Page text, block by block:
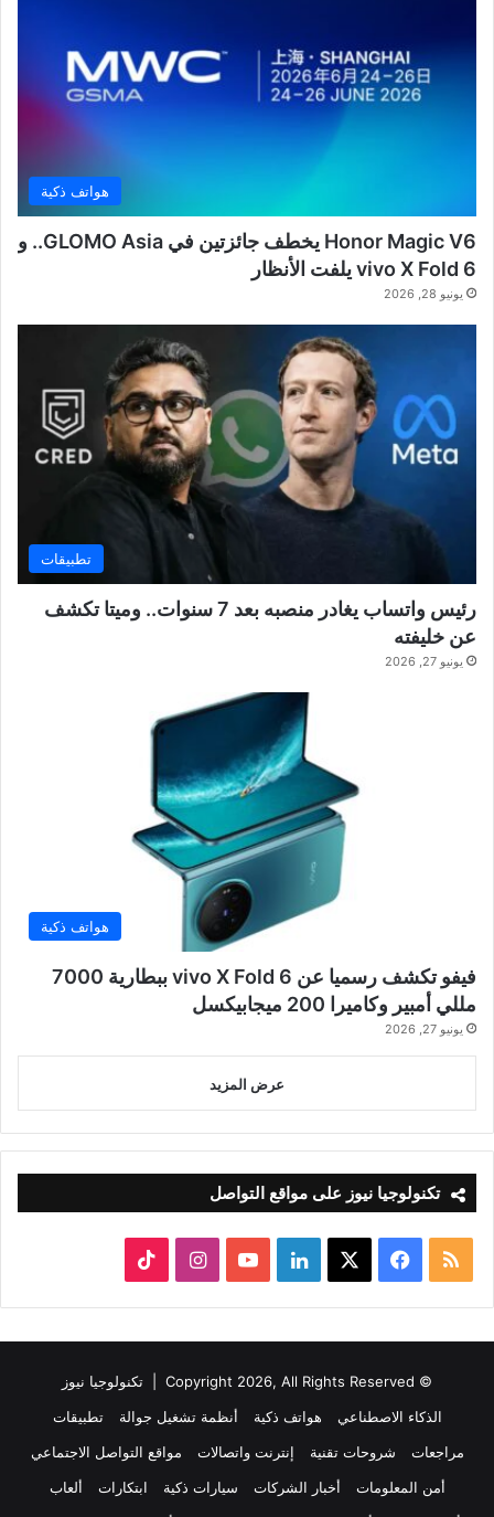
هواتف ذكية
Honor Magic V6 يخطف جائزتين في GLOMO Asia.. و
vivo X Fold 6 يلفت الأنظار
يونيو 28, 2026
تطبيقات
رئيس واتساب يغادر منصبه بعد 7 سنوات.. وميتا تكشف
عن خليفته
يونيو 27, 2026
هواتف ذكية
فيفو تكشف رسميا عن vivo X Fold 6 ببطارية 7000
مللي أمبير وكاميرا 200 ميجابيكسل
يونيو 27, 2026
عرض المزيد
تكنولوجيا نيوز على مواقع التواصل
ملخص
الموقع
RSS
فيسبوك لينكدإن‫YouTubeانستقرام
© Copyright 2026, All Rights Reserved |
تكنولوجيا نيوز
الذكاء الاصطناعي
هواتف ذكية أنظمة تشغيل جوالة
تطبيقات
مراجعات
شروحات تقنية إنترنت واتصالات
مواقع التواصل الاجتماعي
أمن المعلومات
أخبار الشركات سيارات ذكية ابتكارات
ألعاب